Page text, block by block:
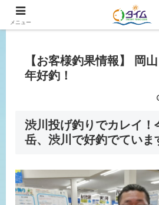
広島、岡山の釣り情報はタイ
【お客様釣果情報】 岡
年好釣！
渋川投げ釣りでカレイ！
岳、渋川で好釣でていま
メニュー